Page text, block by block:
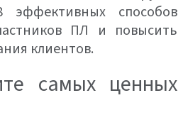
способов
ПЛ и повысить
клиентов.
самых ценных